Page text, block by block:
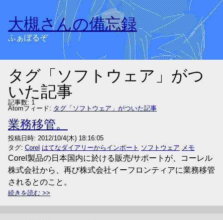
大槻さんの備忘録
ふぁぼるぞ
タグ「ソフトウェア」がつ
いた記事
記事数: 1
Atomフィード: タグ「ソフトウェア」がついた記事
業務移管。
投稿日時: 2012/10/4(木) 18:16:05
タグ: Corel はてなダイアリーからインポート ソフトウェア メモ
Corel製品の日本国内に於ける販売/サポートが、コーレル
株式会社から、再び株式会社イーフロンティアに業務移管
されるとのこと。
続きを読む